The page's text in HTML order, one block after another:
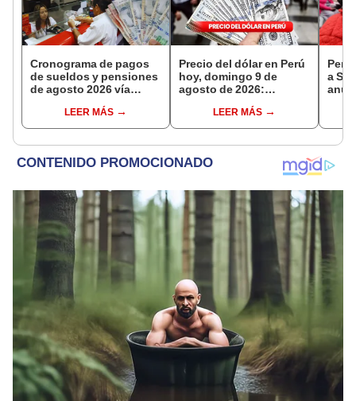
Cronograma de pagos
de sueldos y pensiones
de agosto 2026 vía
conoce las fechas de
depósito
LEER MÁS
Precio del dólar en Perú
hoy, domingo 9 de
agosto de 2026:
cambio en bancos,
casas de cambio y
LEER MÁS
a S/